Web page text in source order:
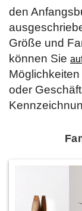
den
Größe und
können Sie
oder